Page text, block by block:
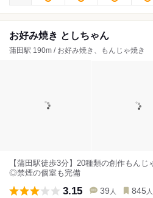
お好み焼き としちゃん
蒲田駅 190m / お好み焼き、もんじゃ焼き
【蒲田駅徒歩3分】20種類の創作もん
◎禁煙の個室も完備
3.15 39 人 845 人